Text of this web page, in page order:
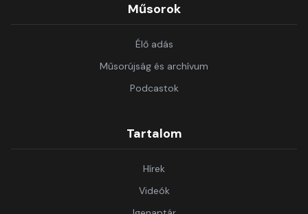
Műsorok
Élő adás
Műsorújság és archívum
Podcastok
Tartalom
Hírek
Videók